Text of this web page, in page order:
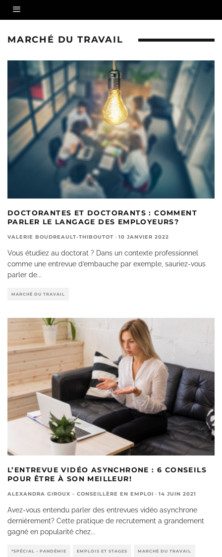
MARCHÉ DU TRAVAIL
DOCTORANTES ET DOCTORANTS : COMMENT
PARLER LE LANGAGE DES EMPLOYEURS?
VALERIE BOUDREAULT-THIBOUTOT · 10 JANVIER 2022
Vous étudiez au doctorat ? Dans un contexte professionnel
comme une entrevue d’embauche par exemple, sauriez-vous
parler de...
MARCHÉ DU TRAVAIL
L’ENTREVUE VIDÉO ASYNCHRONE : 6 CONSEILS
POUR ÊTRE À SON MEILLEUR!
ALEXANDRA GIROUX - CONSEILLÈRE EN EMPLOI · 14 JUIN 2021
Avez-vous entendu parler des entrevues vidéo asynchrone
dernièrement? Cette pratique de recrutement a grandement
gagné en popularité chez...
*SPÉCIAL - PANDÉMIE EMPLOIS ET STAGES MARCHÉ DU TRAVAIL